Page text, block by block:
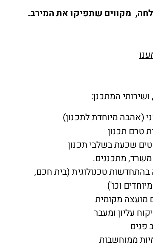
מקווים שתפיקו את המירב.
המתכנן:
(אהבה מיוחדת לתכנון)
טרם תכנון
שכעת בשלבי תכנון
משרד, מתכננים.
בהתחדשות טכנולוגית (בית חכם,
וכו')
מועצה מקומית
עליון ומעבר
פנים
ממוחשבות